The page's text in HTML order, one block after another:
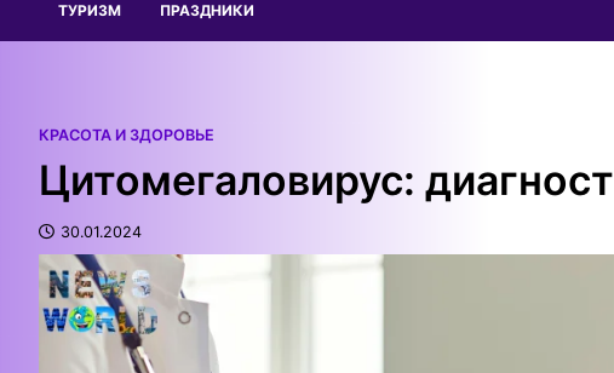
ТУРИЗМ ПРАЗДНИКИ
КРАСОТА И ЗДОРОВЬЕ
Цитомегаловирус:
30.01.2024